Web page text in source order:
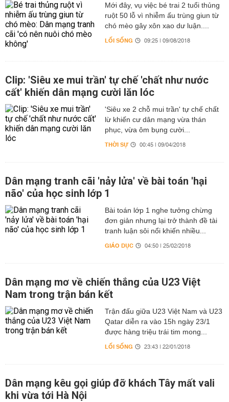
Mới đây, vụ việc bé trai 2 tuổi thủng
ruột 50 lỗ vì nhiễm ấu trùng giun từ
chó mèo gây xôn xao dư luận....
LỐI SỐNG 09:25 | 09/08/2018
Clip: 'Siêu xe mui trần' tự chế 'chất như nước
cất' khiến dân mạng cười lăn lóc
'Siêu xe 2 chỗ mui trần' tự chế chất
lừ khiến cư dân mạng vừa thán
phục, vừa ôm bụng cười...
THỜI SỰ 00:45 | 09/04/2018
Dân mạng tranh cãi 'nảy lửa' về bài toán 'hại
não' của học sinh lớp 1
Bài toán lớp 1 nghe tưởng chừng
đơn giản nhưng lại trở thành đề tài
tranh luận sôi nổi khiến nhiều...
GIÁO DỤC 04:50 | 25/02/2018
Dân mạng mơ về chiến thắng của U23 Việt
Nam trong trận bán kết
Trận đấu giữa U23 Việt Nam và U23
Qatar diễn ra vào 15h ngày 23/1
được hàng triệu trái tim mong...
LỐI SỐNG 23:43 | 22/01/2018
Dân mạng kêu gọi giúp đỡ khách Tây mất vali
khi vừa tới Hà Nội